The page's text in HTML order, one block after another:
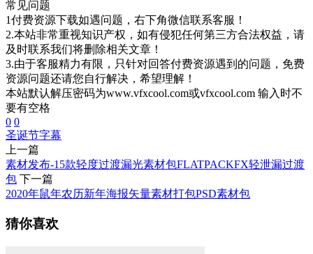
常见问题
1付费资源下载如遇问题，右下角微信联系客服！
2.本站非常重视知识产权，如有侵犯任何第三方合法权益，请
及时联系我们将删除相关文章！
3.由于客服精力有限，只针对回答付费资源遇到的问题，免费
资源问题还请您自行解决，希望理解！
本站默认解压密码为www.vfxcool.com或vfxcool.com 输入时不
要有空格
0 0
圣诞节字幕
上一篇
素材发布-15款轻度过渡漏光素材包FLATPACKFX轻泄漏过渡
包 下一篇
2020年鼠年农历新年海报矢量素材打包PSD素材包
猜你喜欢